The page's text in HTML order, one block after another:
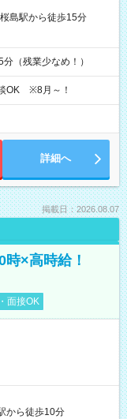
桜島駅から徒歩15分
（残業少なめ！）
OK ※8月～！
詳細へ
掲載日：2026.08.07
時×高時給！
面接OK
から徒歩10分